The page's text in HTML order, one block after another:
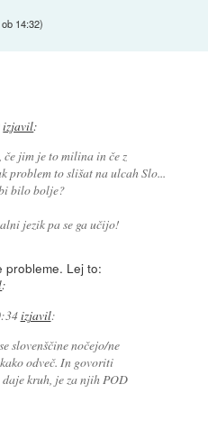
14:32)
izjavil:
če jim je to milina in če z
problem to slišat na ulcah Slo...
bilo bolje?
jezik pa se ga učijo!
probleme. Lej to:
:
izjavil:
slovenščine nočejo/ne
odveč. In govoriti
kruh, je za njih POD